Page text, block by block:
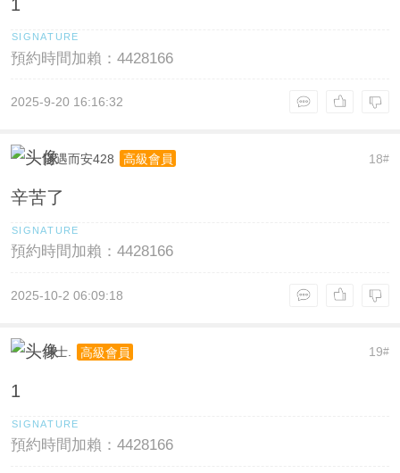
1
預約時間加賴：4428166
2025-9-20 16:16:32
18#
随遇而安428 高級會員
辛苦了
預約時間加賴：4428166
2025-10-2 06:09:18
19#
紳士. 高級會員
1
預約時間加賴：4428166